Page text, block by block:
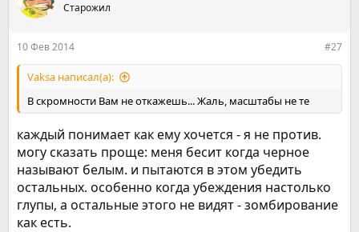
Старожил
10 Фев 2014 #27
Vaksa написал(а):
В скромности Вам не откажешь... Жаль, масштабы не те
каждый понимает как ему хочется - я не против.
могу сказать проще: меня бесит когда черное
называют белым. и пытаются в этом убедить
остальных. особенно когда убеждения настолько
глупы, а остальные этого не видят - зомбирование
как есть.